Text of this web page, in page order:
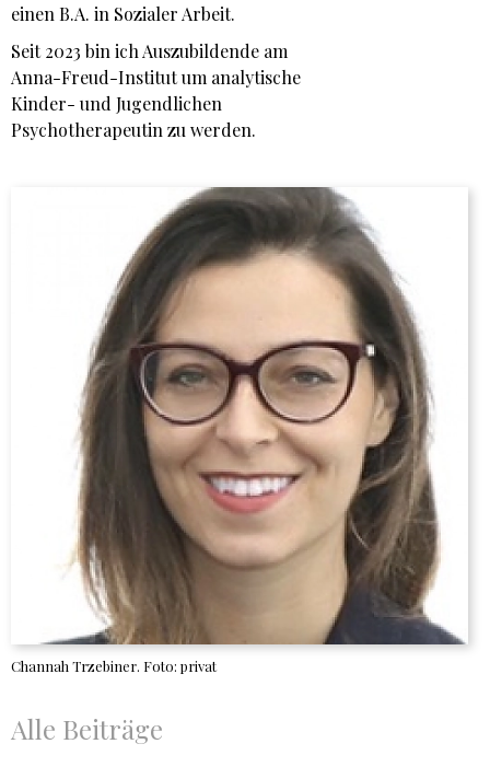
einen B.A. in Sozialer Arbeit.
Seit 2023 bin ich Auszubildende am
Anna-Freud-Institut um analytische
Kinder- und Jugendlichen
Psychotherapeutin zu werden.
Channah Trzebiner. Foto: privat
Alle Beiträge